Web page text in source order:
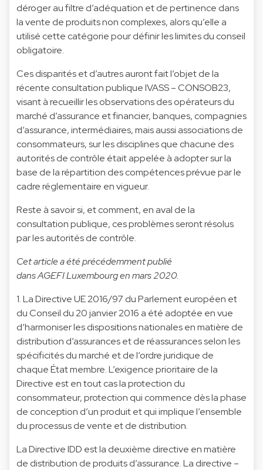
déroger au filtre d’adéquation et de pertinence dans
la vente de produits non complexes, alors qu’elle a
utilisé cette catégorie pour définir les limites du conseil
obligatoire.
Ces disparités et d’autres auront fait l’objet de la
récente consultation publique IVASS – CONSOB23,
visant à recueillir les observations des opérateurs du
marché d’assurance et financier, banques, compagnies
d’assurance, intermédiaires, mais aussi associations de
consommateurs, sur les disciplines que chacune des
autorités de contrôle était appelée à adopter sur la
base de la répartition des compétences prévue par le
cadre réglementaire en vigueur.
Reste à savoir si, et comment, en aval de la
consultation publique, ces problèmes seront résolus
par les autorités de contrôle.
Cet article a été précédemment publié
dans AGEFI Luxembourg en mars 2020.
1. La Directive UE 2016/97 du Parlement européen et
du Conseil du 20 janvier 2016 a été adoptée en vue
d’harmoniser les dispositions nationales en matière de
distribution d’assurances et de réassurances selon les
spécificités du marché et de l’ordre juridique de
chaque État membre. L’exigence prioritaire de la
Directive est en tout cas la protection du
consommateur, protection qui commence dès la phase
de conception d’un produit et qui implique l’ensemble
du processus de vente et de distribution.
La Directive IDD est la deuxième directive en matière
de distribution de produits d’assurance. La directive –